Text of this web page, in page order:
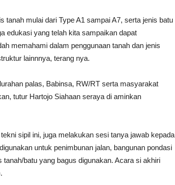
tanah mulai dari Type A1 sampai A7, serta jenis batu
edukasi yang telah kita sampaikan dapat
memahami dalam penggunaan tanah dan jenis
lainnnya, terang nya.
palas, Babinsa, RW/RT serta masyarakat
tutur Hartojo Siahaan seraya di aminkan
sipil ini, juga melakukan sesi tanya jawab kepada
untuk penimbunan jalan, bangunan pondasi
batu yang bagus digunakan. Acara si akhiri